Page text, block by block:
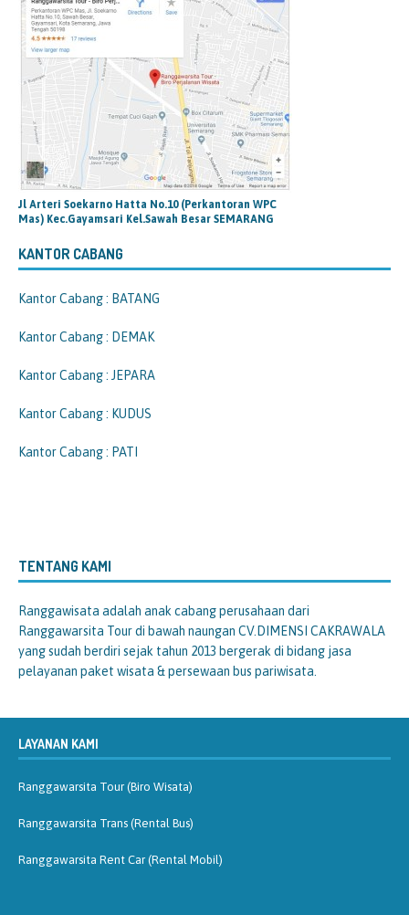
Jl Arteri Soekarno Hatta No.10 (Perkantoran WPC
Mas) Kec.Gayamsari Kel.Sawah Besar SEMARANG
KANTOR CABANG
Kantor Cabang : BATANG
Kantor Cabang : DEMAK
Kantor Cabang : JEPARA
Kantor Cabang : KUDUS
Kantor Cabang : PATI
TENTANG KAMI
Ranggawisata adalah anak cabang perusahaan dari
Ranggawarsita Tour di bawah naungan CV.DIMENSI CAKRAWALA
yang sudah berdiri sejak tahun 2013 bergerak di bidang jasa
pelayanan paket wisata & persewaan bus pariwisata.
LAYANAN KAMI
Ranggawarsita Tour (Biro Wisata)
Ranggawarsita Trans (Rental Bus)
Ranggawarsita Rent Car (Rental Mobil)